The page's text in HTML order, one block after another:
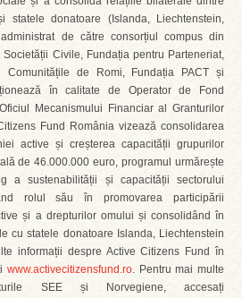
donatoare (Islanda, Liechtenstein,
de către consorțiul compus din
Civile, Fundația pentru Parteneriat,
Comunitățile de Romi, Fundația PACT și
în calitate de Operator de Fond
Mecanismului Financiar al Granturilor
Fund România vizează consolidarea
active și creșterea capacității grupurilor
de 46.000.000 euro, programul urmărește
a sustenabilității și capacității sectorului
rolul său în promovarea participării
și a drepturilor omului și consolidând în
cu statele donatoare Islanda, Liechtenstein
informații despre Active Citizens Fund în
www.activecitizensfund.ro. Pentru mai multe
SEE și Norvegiene, accesați